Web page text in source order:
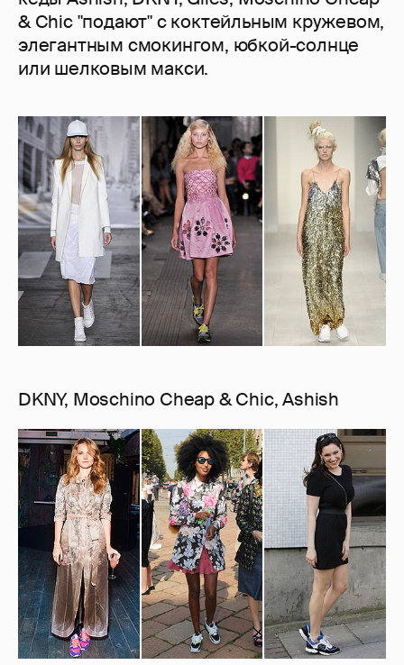
& Chic "подают" с коктейльным кружевом,
элегантным смокингом, юбкой-солнце
или шелковым макси.
DKNY, Moschino Cheap & Chic, Ashish